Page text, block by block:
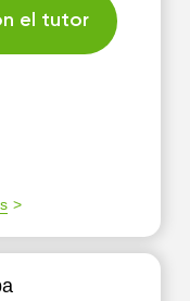
el tutor